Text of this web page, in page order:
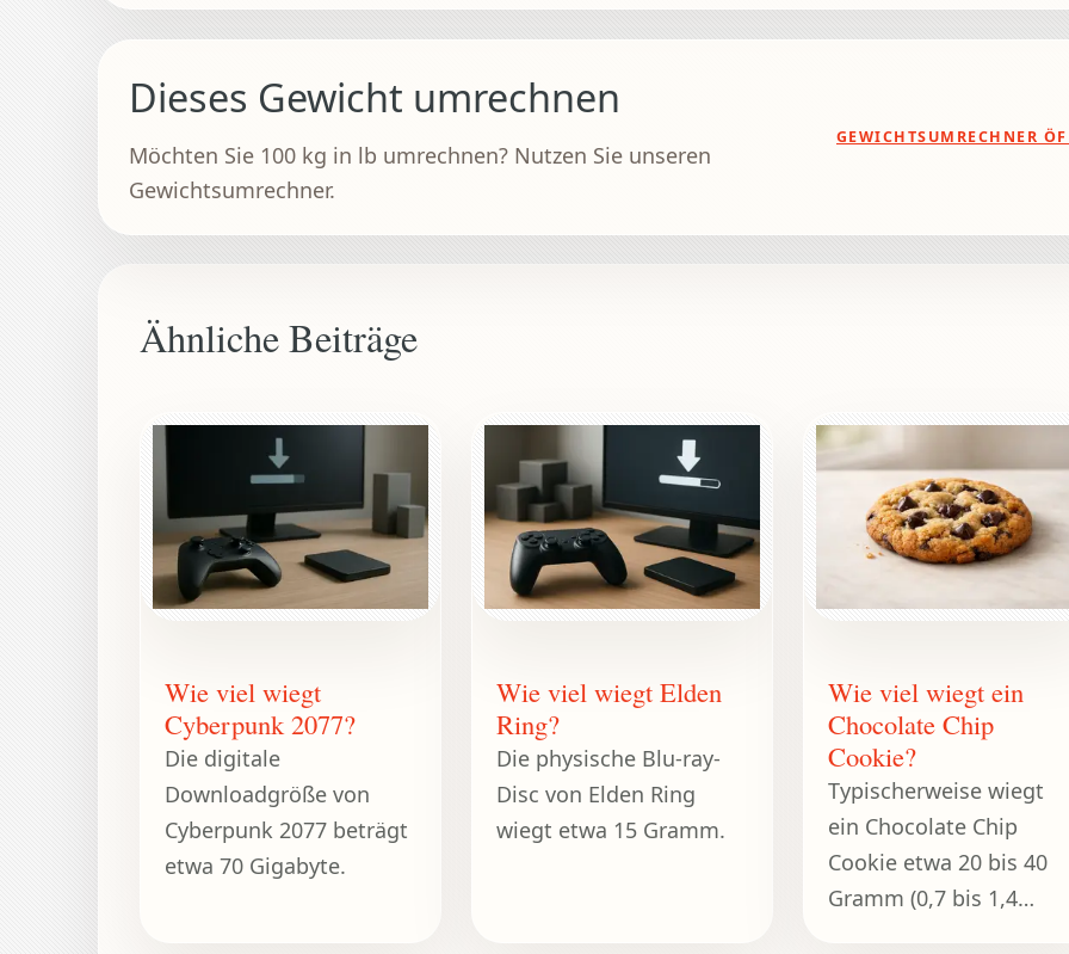
Dieses Gewicht umrechnen
Möchten Sie 100 kg in lb umrechnen? Nutzen Sie unseren
Gewichtsumrechner.
GEWICHTSUMRECHNER
Ähnliche Beiträge
Wie viel wiegt
Cyberpunk 2077?
Die digitale
Downloadgröße von
Cyberpunk 2077 beträgt
etwa 70 Gigabyte.
Wie viel wiegt Elden
Ring?
Die physische Blu-ray-
Disc von Elden Ring
wiegt etwa 15 Gramm.
Wie viel wiegt ein
Chocolate Chip
Cookie?
Typischerweise wiegt
ein Chocolate Chip
Cookie etwa 20 bis 40
Gramm (0,7 bis 1,4